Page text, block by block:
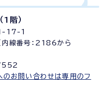
階）
17-1
線番号：2186から
お問い合わせは専用のフ